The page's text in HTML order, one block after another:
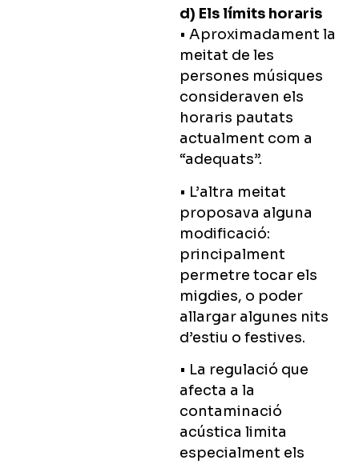
d) Els límits horaris
• Aproximadament la
meitat de les
persones músiques
consideraven els
horaris pautats
actualment com a
“adequats”.
• L’altra meitat
proposava alguna
modificació:
principalment
permetre tocar els
migdies, o poder
allargar algunes nits
d’estiu o festives.
• La regulació que
afecta a la
contaminació
acústica limita
especialment els